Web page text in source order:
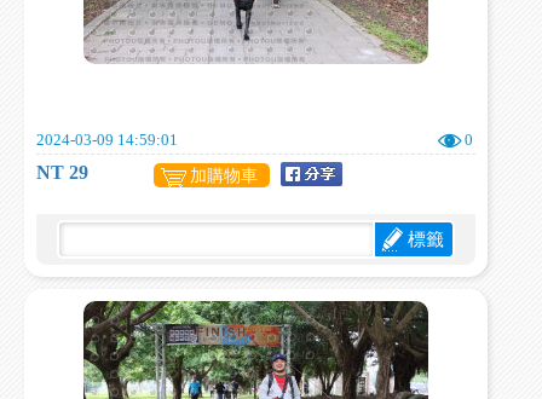
2024-03-09 14:59:01 0
NT 29 加購物車
標籤